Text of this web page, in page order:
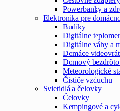
Powerbanky a
Elektronika pre
Budíky
Digitálne
Digitálne váhy a
Domáce
Domový
Meteorologické
Čističe vzduchu
Svietidlá a čelovky
Čelovky
Kempingové a